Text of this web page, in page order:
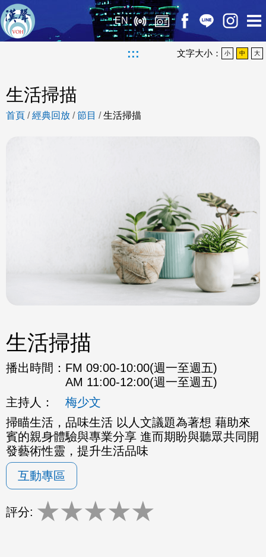
EN
::: 文字大小： 小 中 大
生活掃描
首頁 /經典回放 /節目 /生活掃描
生活掃描
播出時間： FM 09:00-10:00(週一至週五)
AM 11:00-12:00(週一至週五)
主持人：
梅少文
掃瞄生活，品味生活 以人文議題為著想 藉助來
賓的親身體驗與專業分享 進而期盼與聽眾共同開
發藝術性靈，提升生活品味
互動專區
評分: ★★★★★